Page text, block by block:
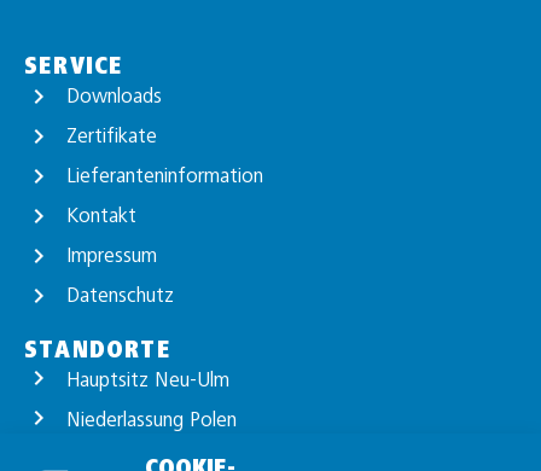
SERVICE
Downloads
Zertifikate
Lieferanteninformation
Kontakt
Impressum
Datenschutz
STANDORTE
Hauptsitz Neu-Ulm
Niederlassung Polen
Standort Günzburg